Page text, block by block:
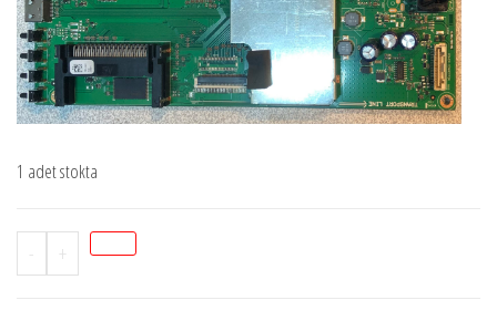
1 adet stokta
-
Stok
A0226
+